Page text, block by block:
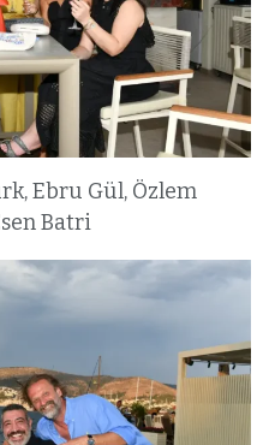
Ebru Gül, Özlem
Batri